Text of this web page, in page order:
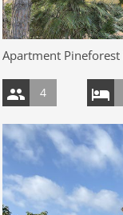
Apartment Pineforest
4